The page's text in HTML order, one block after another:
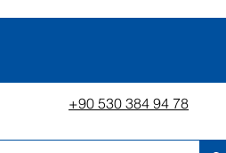
+90 530 384 94 78